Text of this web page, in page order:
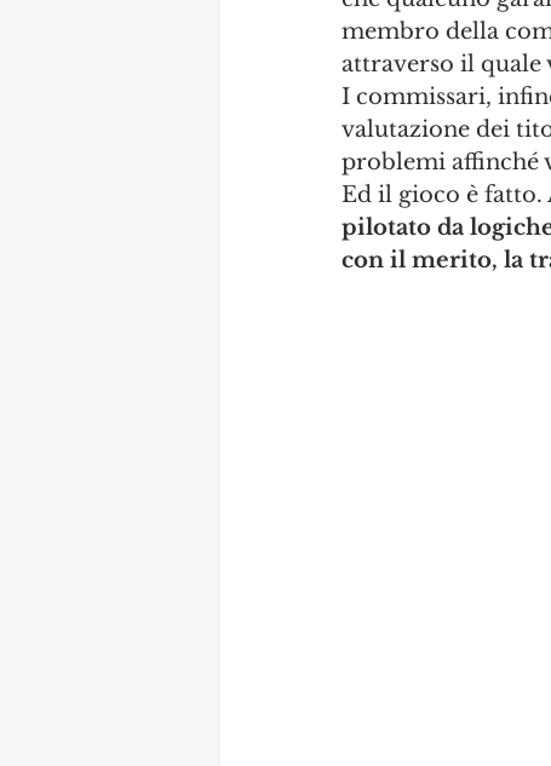
membro della
attraverso il quale
I commissari,
valutazione dei
problemi affinché
Ed il gioco è
pilotato da
con il merito, la